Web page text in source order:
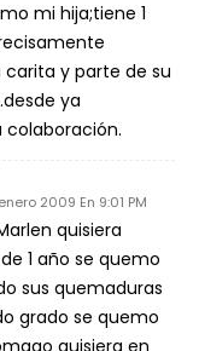
mi hija;tiene 1
carita y parte de su
ya
2009 En 9:01 PM
quisiera
1 año se quemo
sus quemaduras
grado se quemo
quisiera en